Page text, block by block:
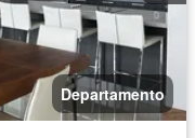
Departamento